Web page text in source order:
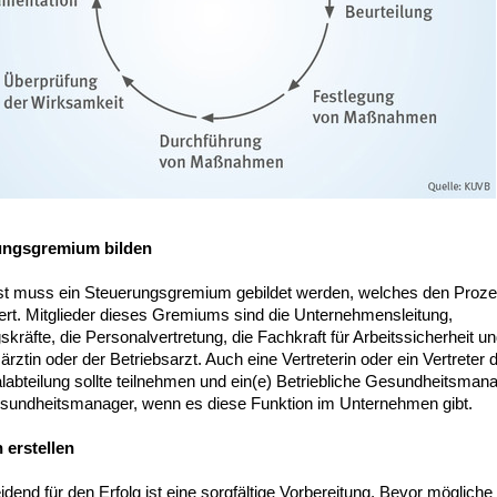
bilden
muss ein Steuerungsgremium gebildet werden, welches den
Mitglieder dieses Gremiums sind die Unternehmensleitung,
die Personalvertretung, die Fachkraft für Arbeitssicherheit
oder der Betriebsarzt. Auch eine Vertreterin oder ein Vertreter
sollte teilnehmen und ein(e) Betriebliche
wenn es diese Funktion im Unternehmen gibt.
erstellen
für den Erfolg ist eine sorgfältige Vorbereitung. Bevor mögliche